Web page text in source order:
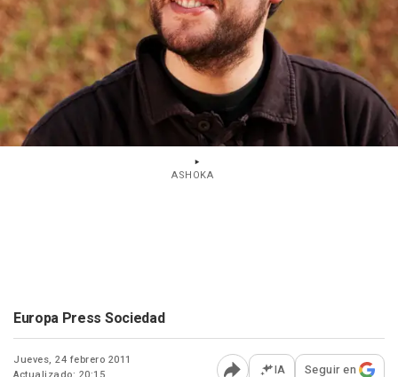
ASHOKA
Europa Press Sociedad
Jueves, 24 febrero 2011
IA Seguir en